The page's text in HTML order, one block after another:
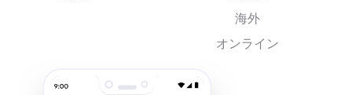
海外
オンライン